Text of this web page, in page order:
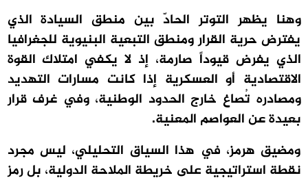
وهنا يظهر التوتر الحادّ بين منطق السيادة الذي
يفترض حرية القرار ومنطق التبعية البنيوية للجغرافيا
الذي يفرض قيوداً صارمة، إذ لا يكفي امتلاك القوة
الاقتصادية أو العسكرية إذا كانت مسارات التهديد
ومصادره تُصاغ خارج الحدود الوطنية، وفي غرف قرار
بعيدة عن العواصم المعنية.
ومضيق هرمز، في هذا السياق التحليلي، ليس مجرد
نقطة استراتيجية على خريطة الملاحة الدولية، بل رمز